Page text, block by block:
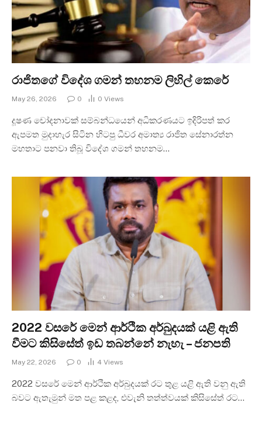
රාජිතගේ විදේශ ගමන් තහනම ලිහිල් කෙරේ
May 26, 2026 0 0 Views
දූෂණ චෝදනාවක් සම්බන්ධයෙන් අධිකරණයට ඉදිරිපත් කර
ඇපමත මුදාහැර සිටින හිටපු ධීවර අමාත්‍ය රාජිත සේනාරත්න
මහතාට පනවා තිබූ විදේශ ගමන් තහනම…
2022 වසරේ මෙන් ආර්ථික අර්බුදයක් යළි ඇති
වීමට කිසිසේත් ඉඩ තබන්නේ නැහැ – ජනපති
May 22, 2026 0 4 Views
2022 වසරේ මෙන් ආර්ථික අර්බුදයක් රට තුළ යළි ඇති වනු ඇති
බවට ඇතැමුන් මත පළ කළද, එවැනි තත්ත්වයක් කිසිසේත් රට…